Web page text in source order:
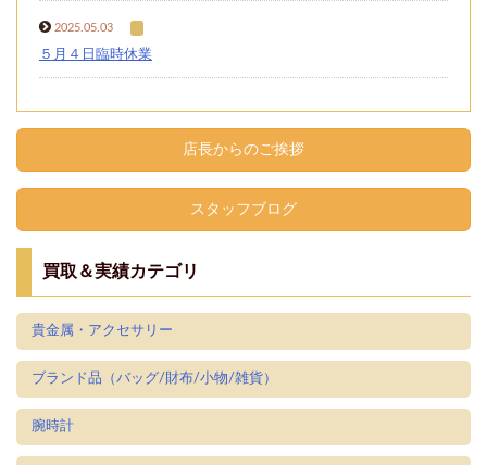
2025.05.03
５月４日臨時休業
店長からのご挨拶
スタッフブログ
買取＆実績カテゴリ
貴金属・アクセサリー
ブランド品（バッグ/財布/小物/雑貨）
腕時計